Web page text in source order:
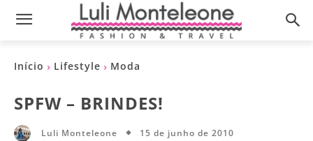
Início Lifestyle Moda
SPFW – BRINDES!
Luli Monteleone 15 de junho de 2010